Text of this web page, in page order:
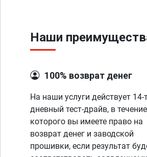
Наши
100% возврат денег
На наши услуги действует 14-
дневный тест-драйв, в течение
которого вы имеете право на
возврат денег и заводской
прошивки, если результат